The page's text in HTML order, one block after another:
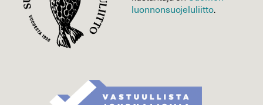
luonnonsuojelu­liitto.